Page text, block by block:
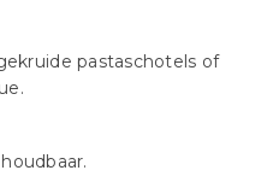
pastaschotels of